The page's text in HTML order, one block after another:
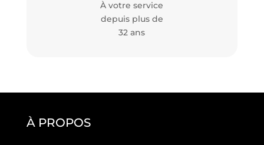
À votre service
depuis plus de
32 ans
À PROPOS